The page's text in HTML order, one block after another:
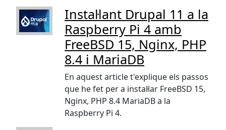
Instal·lant Drupal 11 a la
Raspberry Pi 4 amb
FreeBSD 15, Nginx, PHP
8.4 i MariaDB
En aquest article t'explique els passos
que he fet per a instal·lar FreeBSD 15,
Nginx, PHP 8.4 MariaDB a la
Raspberry Pi 4.